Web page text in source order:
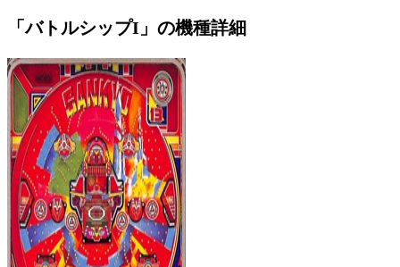
「バトルシップI」の機種詳細